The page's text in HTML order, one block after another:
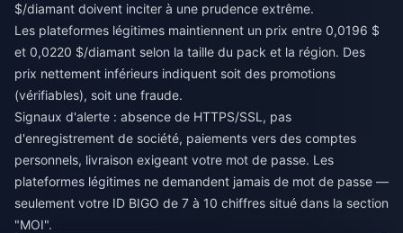
$/diamant doivent inciter à une prudence extrême.
Les plateformes légitimes maintiennent un prix entre 0,0196 $
et 0,0220 $/diamant selon la taille du pack et la région. Des
prix nettement inférieurs indiquent soit des promotions
(vérifiables), soit une fraude.
Signaux d'alerte : absence de HTTPS/SSL, pas
d'enregistrement de société, paiements vers des comptes
personnels, livraison exigeant votre mot de passe. Les
plateformes légitimes ne demandent jamais de mot de passe —
seulement votre ID BIGO de 7 à 10 chiffres situé dans la section
"MOI".